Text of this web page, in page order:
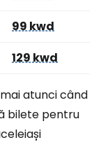
99 kwd
129 kwd
atunci când
bilete pentru